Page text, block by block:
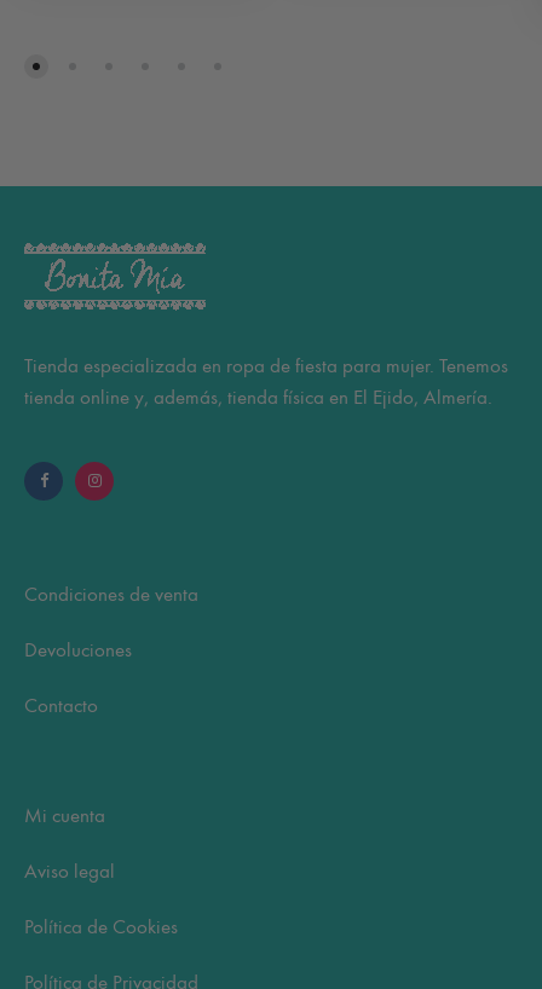
Tienda especializada en ropa de fiesta para mujer. Tenemos
tienda online y, además, tienda física en El Ejido, Almería.
Condiciones de venta
Devoluciones
Contacto
Mi cuenta
Aviso legal
Política de Cookies
Política de Privacidad